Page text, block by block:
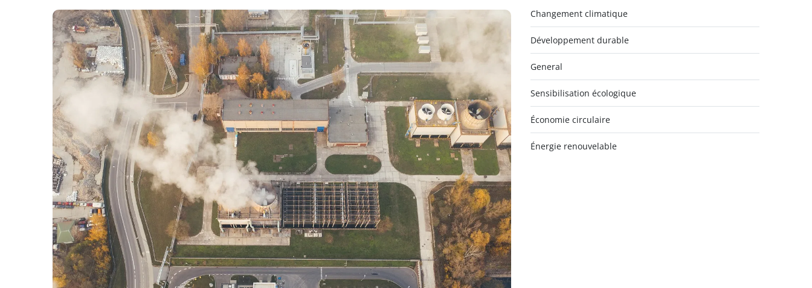
Changement climatique
Développement durable
General
Sensibilisation écologique
Économie circulaire
Énergie renouvelable